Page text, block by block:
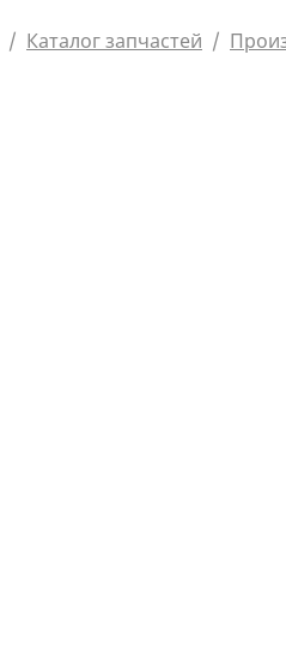
/ Каталог запчастей /